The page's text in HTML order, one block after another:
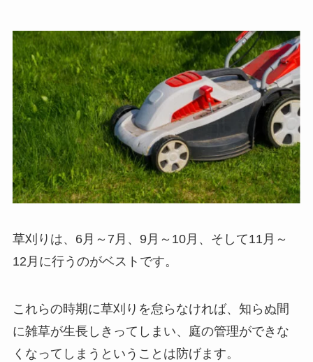
草刈りは、 6月～7月、9月～10月、そして11月～
12月に行うのがベスト です。
これらの時期に草刈りを怠らなければ、知らぬ間
に雑草が生長しきってしまい、庭の管理ができな
くなってしまうということは防げます。